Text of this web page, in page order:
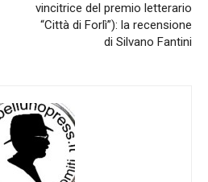
vincitrice del premio letterario
“Città di Forlì”): la recensione
di Silvano Fantini